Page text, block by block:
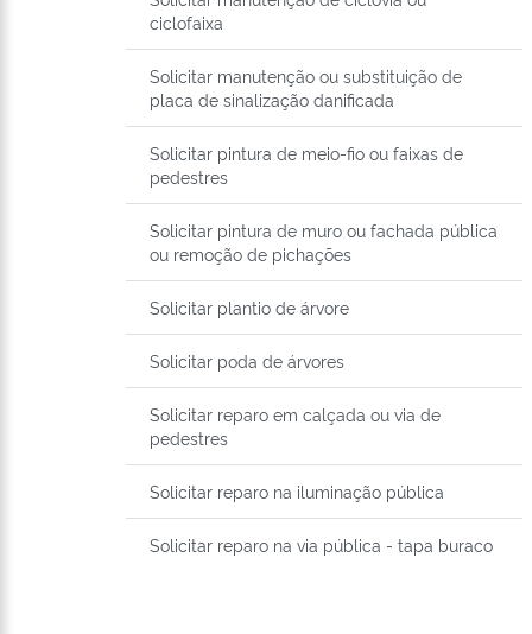
ciclofaixa
Solicitar manutenção ou substituição de
placa de sinalização danificada
Solicitar pintura de meio-fio ou faixas de
pedestres
Solicitar pintura de muro ou fachada pública
ou remoção de pichações
Solicitar plantio de árvore
Solicitar poda de árvores
Solicitar reparo em calçada ou via de
pedestres
Solicitar reparo na iluminação pública
Solicitar reparo na via pública - tapa buraco